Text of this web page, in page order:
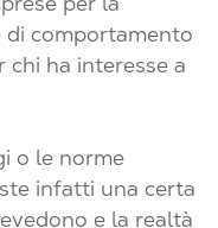
di comportamento
chi ha interesse a
o le norme
infatti una certa
e la realtà